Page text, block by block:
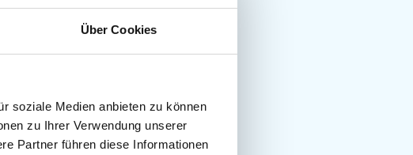
Über Cookies
soziale Medien anbieten zu können
zu Ihrer Verwendung unserer
Partner führen diese Informationen